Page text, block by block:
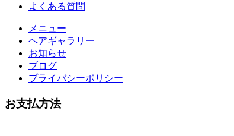
よくある質問
メニュー
ヘアギャラリー
お知らせ
ブログ
プライバシーポリシー
お支払方法